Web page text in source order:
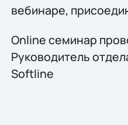
вебинаре,
Online семинар
Руководитель
Softline